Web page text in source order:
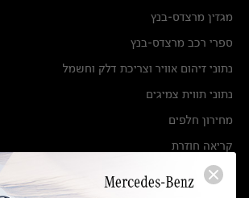
מגזין מרצדס-בנץ
ספרי רכב מרצדס-בנץ
נתוני זיהום אוויר וצריכת דלק וחשמל
נתוני תווית צמיגים
מחירון חלפים
קריאה חוזרת
הודעה על הטבות לרכבי מרצדס בהסדר פשרה בתצ 56447-02-19